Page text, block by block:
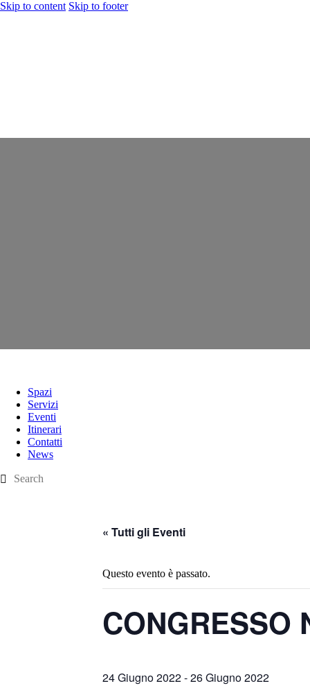
Skip to content Skip to footer
Spazi
Servizi
Eventi
Itinerari
Contatti
News
« Tutti gli Eventi
Questo evento è passato.
CONGRESSO
24 Giugno 2022-26 Giugno 2022